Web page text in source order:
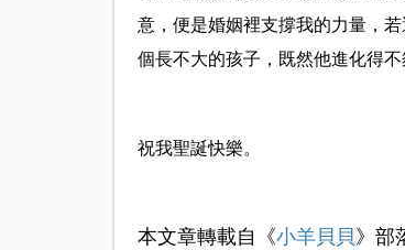
意，便是婚姻裡支撐我的力量，
個長不大的孩子，既然他進化得
祝我聖誕快樂。
本文章轉載自《小羊貝貝 》部